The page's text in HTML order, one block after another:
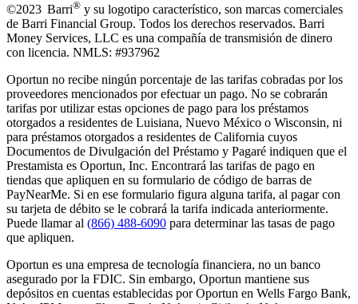
©2023 Barri® y su logotipo característico, son marcas comerciales
de Barri Financial Group. Todos los derechos reservados. Barri
Money Services, LLC es una compañía de transmisión de dinero
con licencia. NMLS: #937962
Oportun no recibe ningún porcentaje de las tarifas cobradas por los
proveedores mencionados por efectuar un pago. No se cobrarán
tarifas por utilizar estas opciones de pago para los préstamos
otorgados a residentes de Luisiana, Nuevo México o Wisconsin, ni
para préstamos otorgados a residentes de California cuyos
Documentos de Divulgación del Préstamo y Pagaré indiquen que el
Prestamista es Oportun, Inc. Encontrará las tarifas de pago en
tiendas que apliquen en su formulario de código de barras de
PayNearMe. Si en ese formulario figura alguna tarifa, al pagar con
su tarjeta de débito se le cobrará la tarifa indicada anteriormente.
Puede llamar al (866) 488-6090 para determinar las tasas de pago
que apliquen.
Oportun es una empresa de tecnología financiera, no un banco
asegurado por la FDIC. Sin embargo, Oportun mantiene sus
depósitos en cuentas establecidas por Oportun en Wells Fargo Bank,